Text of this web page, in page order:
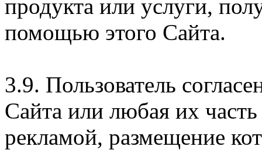
продукта или услуги,
помощью этого Сайта.
3.9. Пользователь
Сайта или любая их
рекламой, размещение